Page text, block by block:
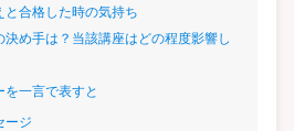
合格した時の気持ち
め手は？当該講座はどの程度影響し
を一言で表すと
ージ